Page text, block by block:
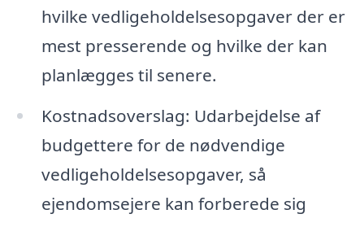
hvilke vedligeholdelsesopgaver der er
mest presserende og hvilke der kan
planlægges til senere.
Kostnadsoverslag: Udarbejdelse af
budgettere for de nødvendige
vedligeholdelsesopgaver, så
ejendomsejere kan forberede sig